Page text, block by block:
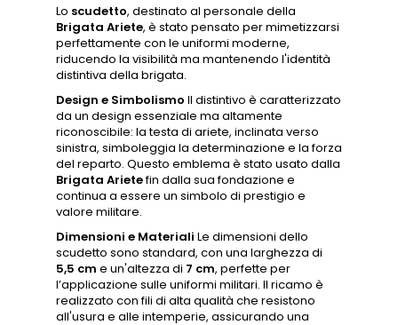
Lo scudetto, destinato al personale della
Brigata Ariete, è stato pensato per mimetizzarsi
perfettamente con le uniformi moderne,
riducendo la visibilità ma mantenendo l'identità
distintiva della brigata.
Design e Simbolismo Il distintivo è caratterizzato
da un design essenziale ma altamente
riconoscibile: la testa di ariete, inclinata verso
sinistra, simboleggia la determinazione e la forza
del reparto. Questo emblema è stato usato dalla
Brigata Arietefin dalla sua fondazione e
continua a essere un simbolo di prestigio e
valore militare.
Dimensioni e Materiali Le dimensioni dello
scudetto sono standard, con una larghezza di
5,5 cm e un'altezza di 7 cm, perfette per
l’applicazione sulle uniformi militari. Il ricamo è
realizzato con fili di alta qualità che resistono
all'usura e alle intemperie, assicurando una